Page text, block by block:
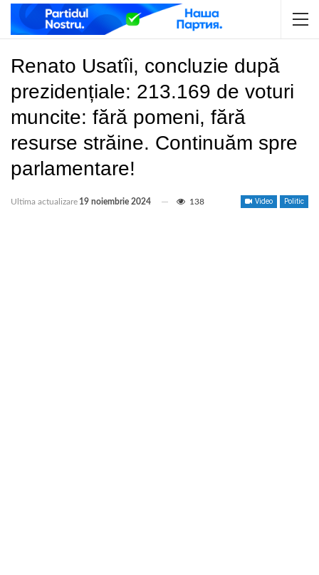
Renato Usatîi, concluzie după
prezidențiale: 213.169 de voturi
muncite: fără pomeni, fără
resurse străine. Continuăm spre
parlamentare!
Video Politic
Ultima actualizare 19 noiembrie 2024 138